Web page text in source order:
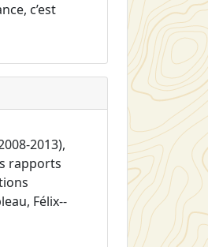
c’est
2013),
rapports
Félix--